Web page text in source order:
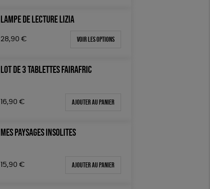
LAMPE DE LECTURE LIZIA
28,90 € Voir les options
LOT DE 3 TABLETTES FAIRAFRIC
16,90 € Ajouter au panier
MES PAYSAGES INSOLITES
15,90 € Ajouter au panier